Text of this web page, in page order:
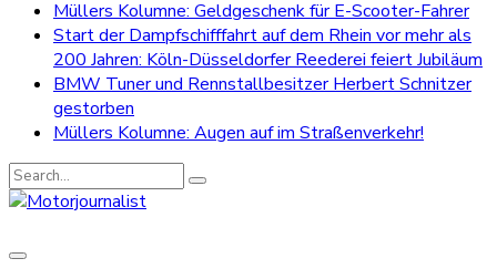
Müllers Kolumne: Geldgeschenk für E-Scooter-Fahrer
Start der Dampfschifffahrt auf dem Rhein vor mehr als
200 Jahren: Köln-Düsseldorfer Reederei feiert Jubiläum
BMW Tuner und Rennstallbesitzer Herbert Schnitzer
gestorben
Müllers Kolumne: Augen auf im Straßenverkehr!
Search
for: